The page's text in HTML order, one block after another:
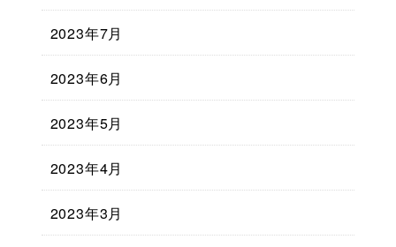
2023年7月
2023年6月
2023年5月
2023年4月
2023年3月